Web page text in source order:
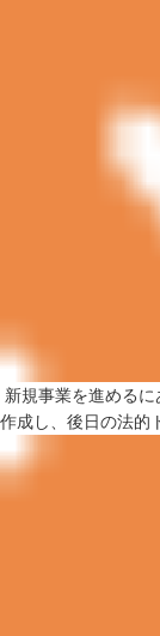
新規事業を進める
作成し、後日の法的